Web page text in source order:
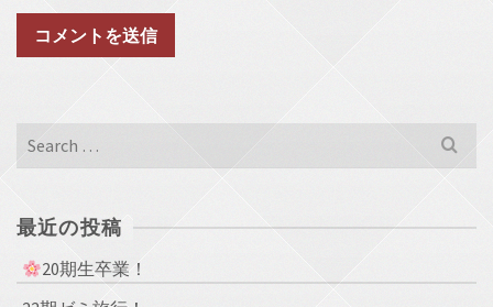
Search
最近の投稿
20期生卒業！